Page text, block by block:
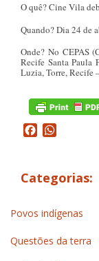
O quê? Cine Vila
Quando? Dia 24 de
Onde? No CEPAS
Recife Santa Paula
Luzia, Torre, Recife
Facebook
Categorias:
Povos indígenas
Questões da terra